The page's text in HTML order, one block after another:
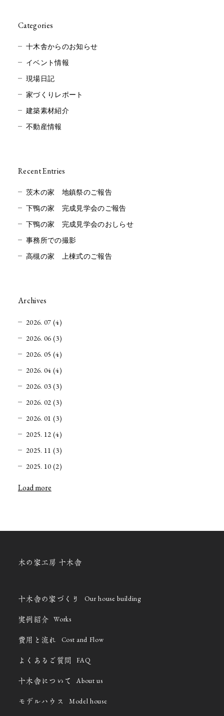
Categories
十木舎からのお知らせ
イベント情報
現場日記
家づくりレポート
建築素材紹介
不動産情報
Recent Entries
茨木の家 地鎮祭のご報告
下鴨の家 完成見学会のご報告
下鴨の家 完成見学会のおしらせ
事務所での撮影
高槻の家 上棟式のご報告
Archives
2026. 07 (4)
2026. 06 (3)
2026. 05 (4)
2026. 04 (4)
2026. 03 (3)
2026. 02 (3)
2026. 01 (3)
2025. 12 (4)
2025. 11 (3)
2025. 10 (2)
Load more
木の家工房 十木舎
十木舎の家づくり Our house building
実例紹介 Works
費用と流れ Cost and Flow
よくあるご質問 FAQ
十木舎について About us
モデルハウス Model house